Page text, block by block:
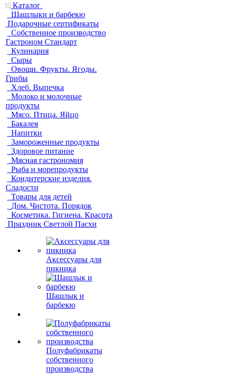
Каталог
Шашлыки и барбекю
Подарочные сертификаты
Собственное производство
Гастроном Стандарт
Кулинария
Сыры
Овощи. Фрукты. Ягоды.
Грибы
Хлеб. Выпечка
Молоко и молочные
продукты
Мясо. Птица. Яйцо
Бакалея
Напитки
Замороженные продукты
Здоровое питание
Мясная гастрономия
Рыба и морепродукты
Кондитерские изделия.
Сладости
Товары для детей
Дом. Чистота. Порядок
Косметика. Гигиена. Красота
Праздник Светлой Пасхи
Аксессуары для
пикника
Шашлык и
барбекю
Полуфабрикаты
собственного
производства